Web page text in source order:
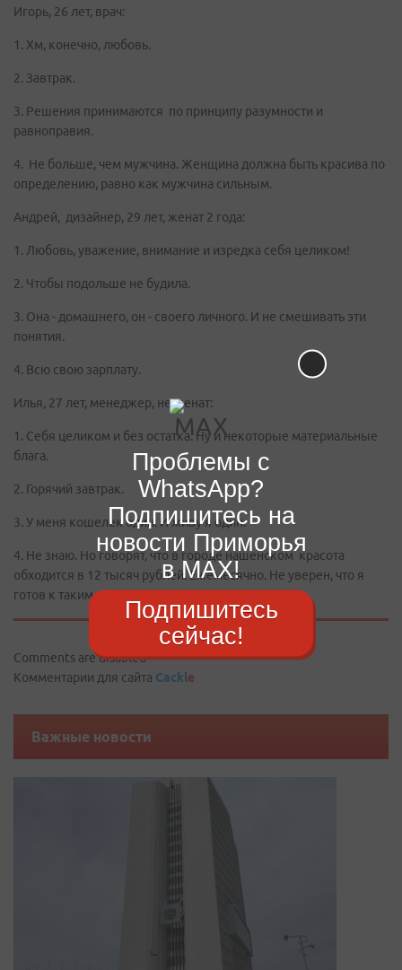
Игорь, 26 лет, врач:
1. Хм, конечно, любовь.
2. Завтрак.
3. Решения принимаются по принципу разумности и
равноправия.
4. Не больше, чем мужчина. Женщина должна быть красива по
определению, равно как мужчина сильным.
Андрей, дизайнер, 29 лет, женат 2 года:
1. Любовь, уважение, внимание и изредка себя целиком!
2. Чтобы подольше не будила.
3. Она - домашнего, он - своего личного. И не смешивать эти
понятия.
4. Всю свою зарплату.
Илья, 27 лет, менеджер, не женат:
1. Себя целиком и без остатка. Ну и некоторые материальные
блага.
2. Горячий завтрак.
3. У меня кошелек один. И живу я один.
4. Не знаю. Но говорят, что в городе нашенском красота
обходится в 12 тысяч рублей. Ежемесячно. Не уверен, что я
готов к таким затратам…
Comments are disabled
Комментарии для сайта Cackle
Важные новости
Проблемы с
WhatsApp?
Подпишитесь на
новости Приморья
в MAX!
Подпишитесь
сейчас!